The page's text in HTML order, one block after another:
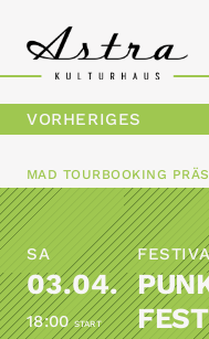
VORHERIGES
MAD TOURBOOKING
SA
03.04.
START
18:00